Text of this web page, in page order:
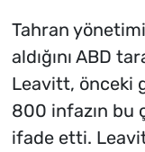
Tahran
aldığını ABD
Leavitt, önceki
800 infazın bu
ifade etti.